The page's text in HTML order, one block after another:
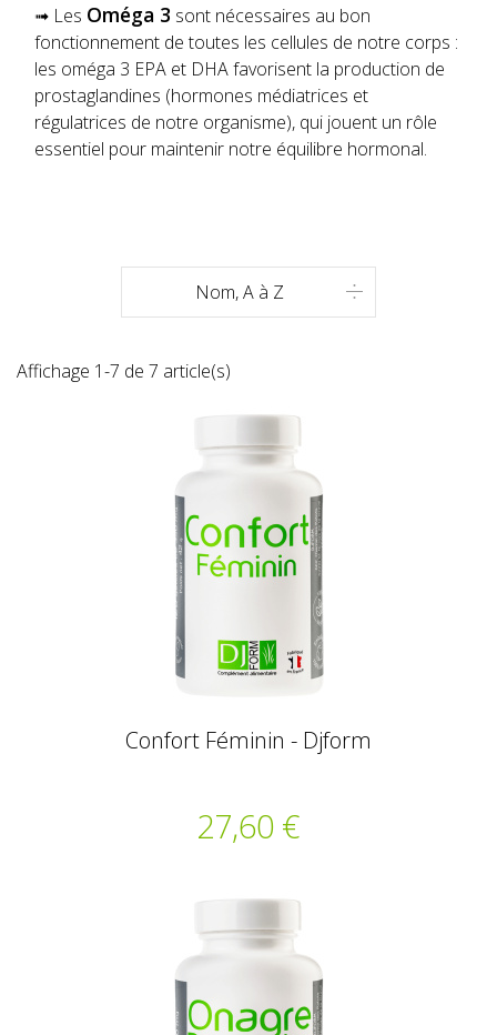
➟ Les Oméga 3 sont nécessaires au bon
fonctionnement de toutes les cellules de notre corps :
les oméga 3 EPA et DHA favorisent la production de
prostaglandines (hormones médiatrices et
régulatrices de notre organisme), qui jouent un rôle
essentiel pour maintenir notre équilibre hormonal.
Nom, A à Z 
Affichage 1-7 de 7 article(s)
Confort Féminin - Djform
27,60 €